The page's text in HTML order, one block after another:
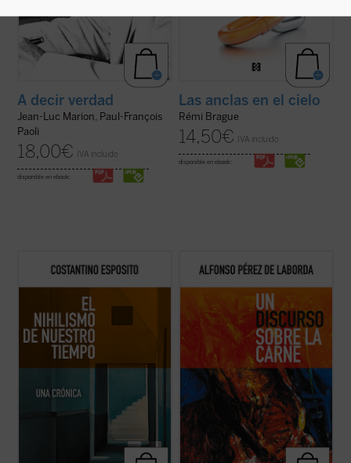
A decir verdad
Jean-Luc Marion, Paul-François
Paoli
18,00€ IVA incluido
disponible en ebook:
Las anclas en el cielo
Rémi Brague
14,50€ IVA incluido
disponible en ebook:
El nihilismo se ha convertido en nuestro
tiempo en una cuestión abierta. ¿De qué
abocaba a una pérdida de valores e ideales,
plantea en estos momentos cuestiones ...
(ver ficha)
Punto omega: punto atractivo de
enamoramiento. Suave suasión carnal de
Punto de encarnación. La realidad se nos
vínculo substancial
expresa como realidad. Nuestras líneas de
(ver ficha)